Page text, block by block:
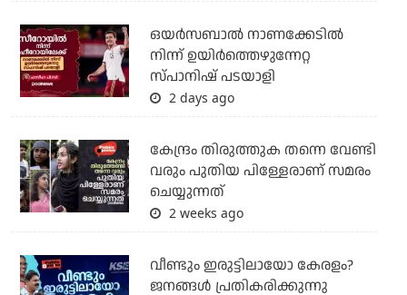
ഒയര്‍സബാൽ നാണക്കേടിൽ
നിന്ന് ഉയിർത്തെഴുന്നേറ്റ
സ്പാനിഷ് പടയാളി
2 days ago
കേന്ദ്രം തിരുത്തുക തന്നെ വേണ്ടി
വരും പുതിയ പിള്ളേരാണ് സമരം
ചെയ്യുന്നത്
2 weeks ago
വീണ്ടും ഇരുട്ടിലായോ കേരളം?
ജനങ്ങൾ പ്രതികരിക്കുന്നു